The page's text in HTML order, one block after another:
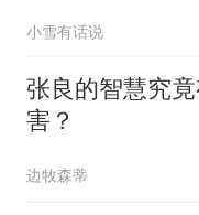
小雪有话说
张良的智慧究
害？
边牧森蒂